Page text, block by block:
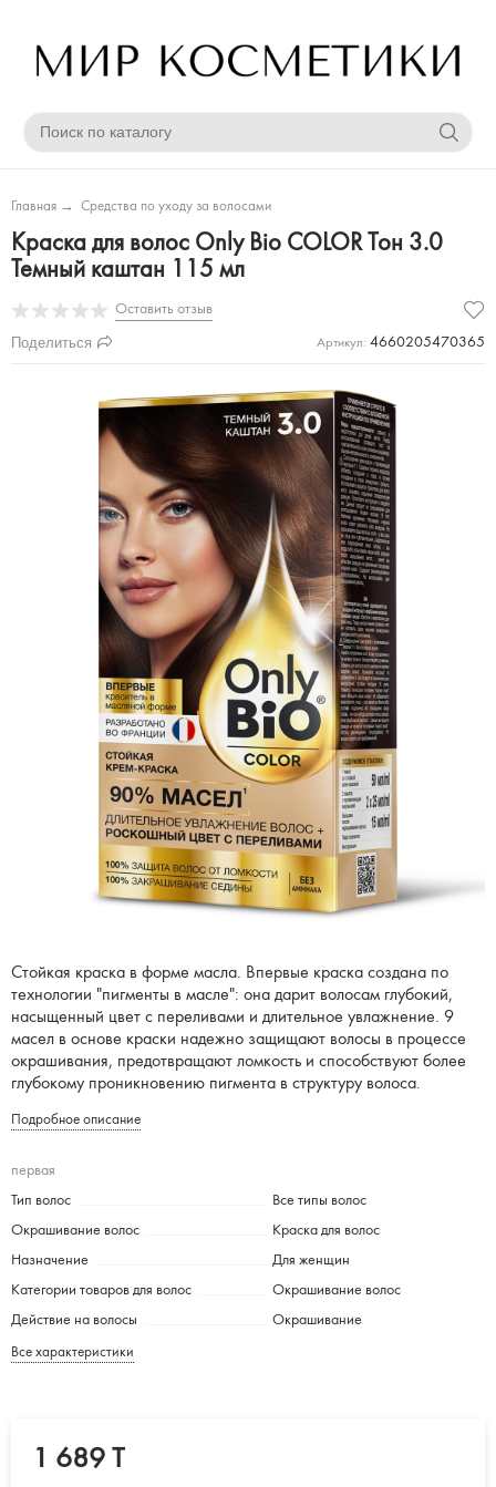
Главная → Средства по уходу за волосами
Краска для волос Only Bio COLOR Тон 3.0
Темный каштан 115 мл
Оставить отзыв
Поделиться Артикул: 4660205470365
Стойкая краска в форме масла. Впервые краска создана по
технологии "пигменты в масле": она дарит волосам глубокий,
насыщенный цвет с переливами и длительное увлажнение. 9
масел в основе краски надежно защищают волосы в процессе
окрашивания, предотвращают ломкость и способствуют более
глубокому проникновению пигмента в структуру волоса.
Подробное описание
первая
Тип волос Все типы волос
Окрашивание волос Краска для волос
Назначение Для женщин
Категории товаров для волос Окрашивание волос
Действие на волосы Окрашивание
Все характеристики
1 689 T